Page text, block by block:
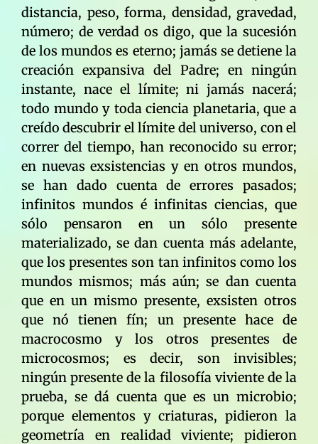
distancia, peso, forma, densidad, gravedad,
número; de verdad os digo, que la sucesión
de los mundos es eterno; jamás se detiene la
creación expansiva del Padre; en ningún
instante, nace el límite; ni jamás nacerá;
todo mundo y toda ciencia planetaria, que a
creído descubrir el límite del universo, con el
correr del tiempo, han reconocido su error;
en nuevas exsistencias y en otros mundos,
se han dado cuenta de errores pasados;
infinitos mundos é infinitas ciencias, que
sólo pensaron en un sólo presente
materializado, se dan cuenta más adelante,
que los presentes son tan infinitos como los
mundos mismos; más aún; se dan cuenta
que en un mismo presente, exsisten otros
que nó tienen fín; un presente hace de
macrocosmo y los otros presentes de
microcosmos; es decir, son invisibles;
ningún presente de la filosofía viviente de la
prueba, se dá cuenta que es un microbio;
porque elementos y criaturas, pidieron la
geometría en realidad viviente; pidieron